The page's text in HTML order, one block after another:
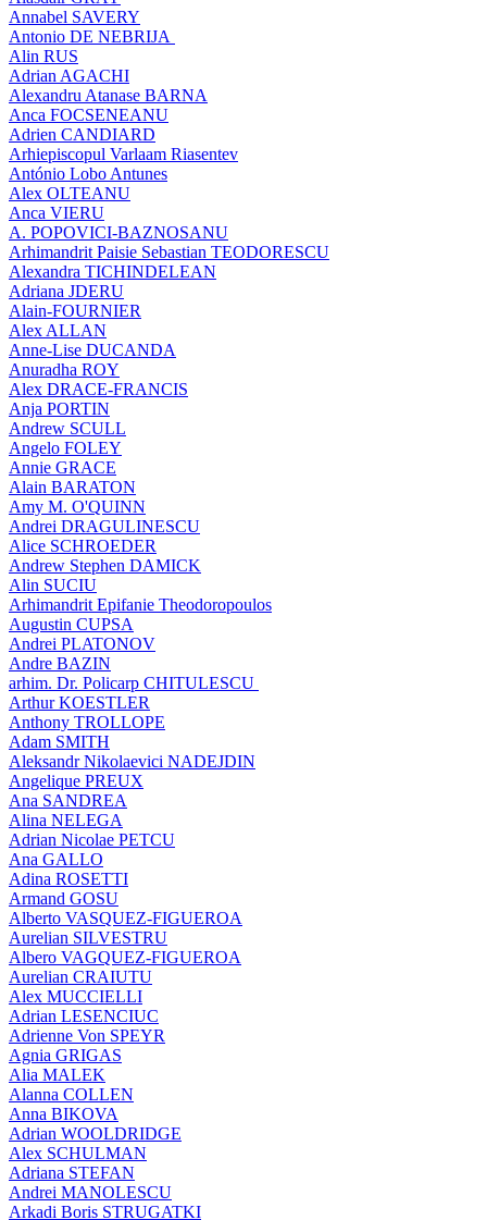
Annabel SAVERY
Antonio DE NEBRIJA
Alin RUS
Adrian AGACHI
Alexandru Atanase BARNA
Anca FOCSENEANU
Adrien CANDIARD
Arhiepiscopul Varlaam Riasentev
António Lobo Antunes
Alex OLTEANU
Anca VIERU
A. POPOVICI-BAZNOSANU
Arhimandrit Paisie Sebastian TEODORESCU
Alexandra TICHINDELEAN
Adriana JDERU
Alain-FOURNIER
Alex ALLAN
Anne-Lise DUCANDA
Anuradha ROY
Alex DRACE-FRANCIS
Anja PORTIN
Andrew SCULL
Angelo FOLEY
Annie GRACE
Alain BARATON
Amy M. O'QUINN
Andrei DRAGULINESCU
Alice SCHROEDER
Andrew Stephen DAMICK
Alin SUCIU
Arhimandrit Epifanie Theodoropoulos
Augustin CUPSA
Andrei PLATONOV
Andre BAZIN
arhim. Dr. Policarp CHITULESCU
Arthur KOESTLER
Anthony TROLLOPE
Adam SMITH
Aleksandr Nikolaevici NADEJDIN
Angelique PREUX
Ana SANDREA
Alina NELEGA
Adrian Nicolae PETCU
Ana GALLO
Adina ROSETTI
Armand GOSU
Alberto VASQUEZ-FIGUEROA
Aurelian SILVESTRU
Albero VAGQUEZ-FIGUEROA
Aurelian CRAIUTU
Alex MUCCIELLI
Adrian LESENCIUC
Adrienne Von SPEYR
Agnia GRIGAS
Alia MALEK
Alanna COLLEN
Anna BIKOVA
Adrian WOOLDRIDGE
Alex SCHULMAN
Adriana STEFAN
Andrei MANOLESCU
Arkadi Boris STRUGATKI